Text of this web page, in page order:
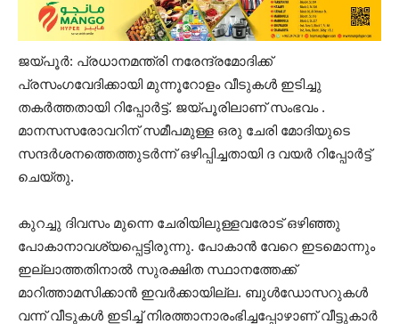
ജയ്പൂർ: പ്രധാനമന്ത്രി നരേന്ദ്രമോദിക്ക്
പ്രസംഗവേദിക്കായി മുന്നൂറോളം വീടുകൾ ഇടിച്ചു
തകർത്തതായി റിപ്പോർട്ട്. ജയ്പൂരിലാണ് സംഭവം .
മാനസസരോവറിന് സമീപമുള്ള ഒരു ചേരി മോദിയുടെ
സന്ദർശനത്തെത്തുടർന്ന് ഒഴിപ്പിച്ചതായി ദ വയർ റിപ്പോർട്ട്
ചെയ്തു.
കുറച്ചു ദിവസം മുന്നെ ചേരിയിലുള്ളവരോട് ഒഴിഞ്ഞു
പോകാനാവശ്യപ്പെട്ടിരുന്നു. പോകാൻ വേറെ ഇടമൊന്നും
ഇല്ലാത്തതിനാൽ സുരക്ഷിത സ്ഥാനത്തേക്ക്
മാറിത്താമസിക്കാൻ ഇവർക്കായില്ല. ബുൾഡോസറുകൾ
വന്ന് വീടുകൾ ഇടിച്ച് നിരത്താനാരംഭിച്ചപ്പോഴാണ് വീട്ടുകാർ